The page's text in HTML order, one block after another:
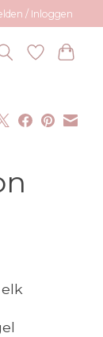
/ Inloggen